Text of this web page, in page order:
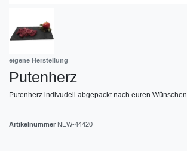
eigene Herstellung
Putenherz
Putenherz indivudell abgepackt nach euren Wünschen
Artikelnummer NEW-44420